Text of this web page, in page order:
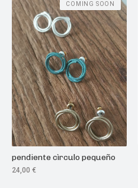
pendiente cìrculo pequeño
24,00 €
COMING SOON